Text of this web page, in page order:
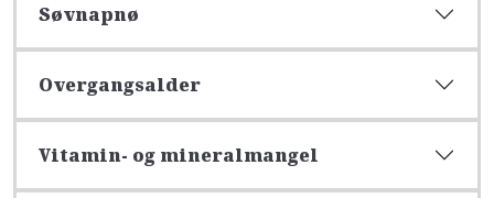
Søvnapnø
Overgangsalder
Vitamin- og mineralmangel